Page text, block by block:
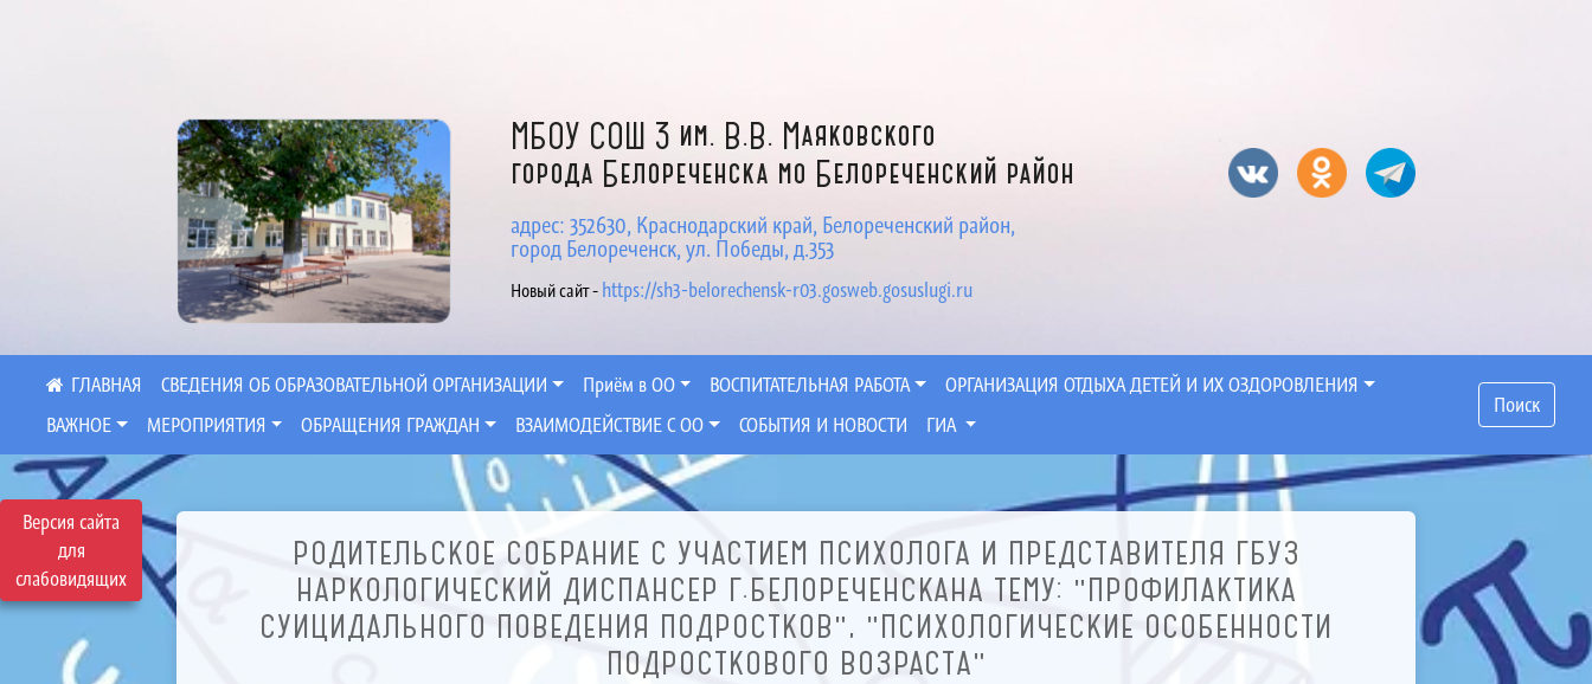
Версия сайта
для
слабовидящих
МБОУ СОШ 3 им. В.В. Маяковского
города Белореченска мо Белореченский район
адрес: 352630, Краснодарский край, Белореченский район,
город Белореченск, ул. Победы, д.353
Новый сайт - https://sh3-belorechensk-r03.gosweb.gosuslugi.ru
СВЕДЕНИЯ ОБ ОБРАЗОВАТЕЛЬНОЙ ОРГАНИЗАЦИИ Приём в ОО ВОСПИТАТЕЛЬНАЯ РАБОТА
ОРГАНИЗАЦИЯ ОТДЫХА ДЕТЕЙ И ИХ ОЗДОРОВЛЕНИЯ
ВАЖНОЕ
МЕРОПРИЯТИЯ ОБРАЩЕНИЯ ГРАЖДАН ВЗАИМОДЕЙСТВИЕ С ОО СОБЫТИЯ И НОВОСТИ ГИА
Поиск
РОДИТЕЛЬСКОЕ СОБРАНИЕ С УЧАСТИЕМ ПСИХОЛОГА И ПРЕДСТАВИТЕЛЯ ГБУЗ
НАРКОЛОГИЧЕСКИЙ ДИСПАНСЕР Г.БЕЛОРЕЧЕНСКАНА ТЕМУ: "ПРОФИЛАКТИКА
СУИЦИДАЛЬНОГО ПОВЕДЕНИЯ ПОДРОСТКОВ", "ПСИХОЛОГИЧЕСКИЕ ОСОБЕННОСТИ
ПОДРОСТКОВОГО ВОЗРАСТА"